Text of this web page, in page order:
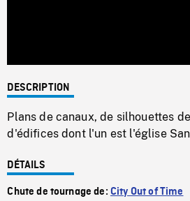
DESCRIPTION
Plans de canaux, de silhouettes
d'édifices dont l'un est l'église
DÉTAILS
Chute de tournage de: City Out of Time